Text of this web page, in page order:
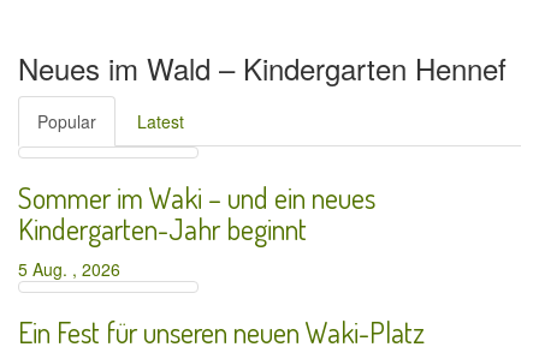
Neues im Wald – Kindergarten Hennef
Popular Latest
Sommer im Waki – und ein neues
Kindergarten-Jahr beginnt
5 Aug. , 2026
Ein Fest für unseren neuen Waki-Platz